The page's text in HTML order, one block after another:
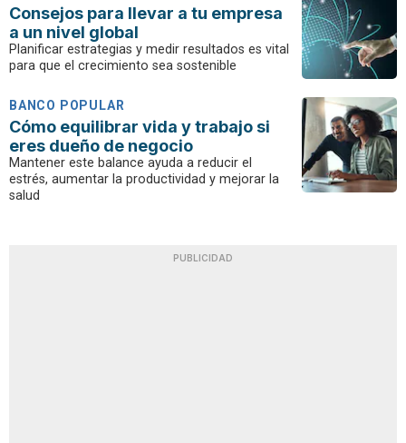
Consejos para llevar a tu empresa
a un nivel global
Planificar estrategias y medir resultados es vital
para que el crecimiento sea sostenible
BANCO POPULAR
Cómo equilibrar vida y trabajo si
eres dueño de negocio
Mantener este balance ayuda a reducir el
estrés, aumentar la productividad y mejorar la
salud
PUBLICIDAD